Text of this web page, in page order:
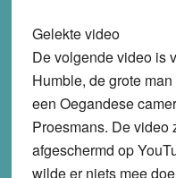
Gelekte video
De volgende video is
Humble, de grote
een Oegandese
Proesmans. De video
afgeschermd op
wilde er niets mee